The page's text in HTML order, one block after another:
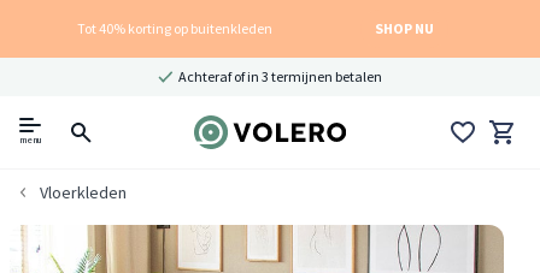
Tot 40% korting op buitenkleden SHOP NU
Achteraf of in 3 termijnen betalen
menu
Vloerkleden